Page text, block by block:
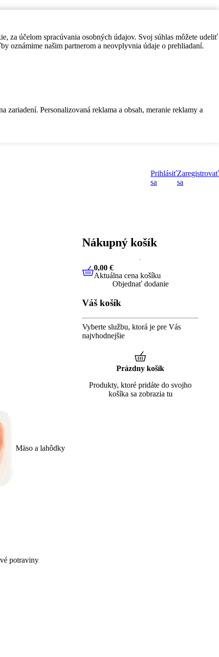
za účelom spracúvania osobných údajov. Svoj súhlas môžete udeliť
oznámime našim partnerom a neovplyvnia údaje o prehliadaní.
Personalizovaná reklama a obsah, meranie reklamy a
Prihlásiť
sa
Zaregistrovať
sa
Mäso a lahôdky
potraviny
Nákupný košík
0,00 €Aktuálna cena košíku
0,00 €
Aktuálna cena košíku
Objednať dodanie
Váš košík
Vyberte službu, ktorá je pre Vás
najvhodnejšie
Prázdny košík
Produkty, ktoré pridáte do svojho
košíka sa zobrazia tu